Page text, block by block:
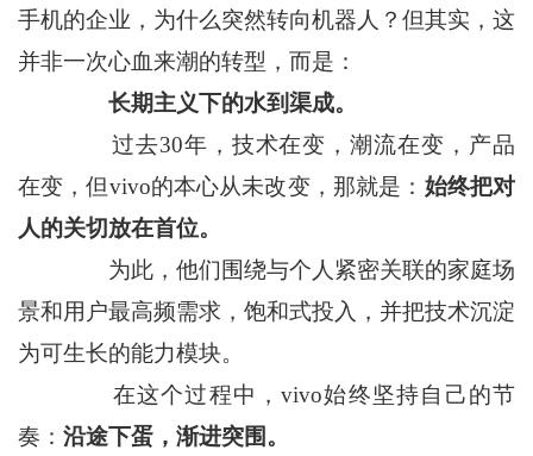
手机的企业，为什么突然转向机器人？但其实，这
并非一次心血来潮的转型，而是：
长期主义下的水到渠成。
过去30年，技术在变，潮流在变，产品
在变，但vivo的本心从未改变，那就是： 始终把对
人的关切放在首位。
为此，他们围绕与个人紧密关联的家庭场
景和用户最高频需求，饱和式投入，并把技术沉淀
为可生长的能力模块。
在这个过程中，vivo始终坚持自己的节
奏： 沿途下蛋，渐进突围。